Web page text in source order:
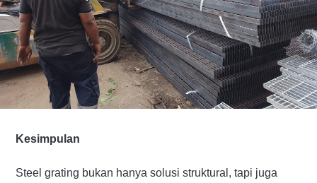
Kesimpulan
Steel grating bukan hanya solusi struktural, tapi juga